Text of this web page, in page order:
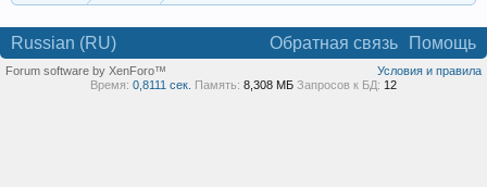
Russian (RU) Обратная связь Помощь
Условия и правила
Forum software by XenForo™
Время: 0,8111 сек. Память: 8,308 МБ Запросов к БД: 12